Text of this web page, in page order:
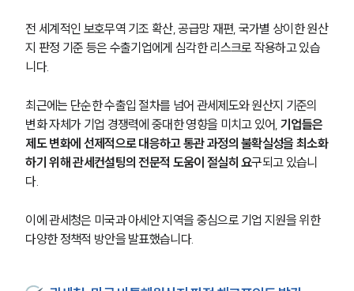
전 세계적인 보호무역 기조 확산, 공급망 재편, 국가별 상이한 원산
지 판정 기준 등은 수출기업에게 심각한 리스크로 작용하고 있습
니다.
최근에는 단순한 수출입 절차를 넘어 관세제도와 원산지 기준의
변화 자체가 기업 경쟁력에 중대한 영향을 미치고 있어, 기업들은
제도 변화에 선제적으로 대응하고 통관 과정의 불확실성을 최소화
하기 위해 관세컨설팅의 전문적 도움이 절실히 요구되고 있습니
다.
이에 관세청은 미국과 아세안 지역을 중심으로 기업 지원을 위한
다양한 정책적 방안을 발표했습니다.